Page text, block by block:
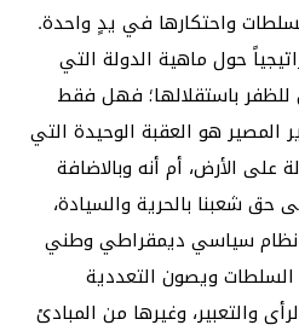
واحتكارها في يدٍ واحدة.
حول ماهية الدولة التي
للظفر باستقلالها؛ فهل فقط
المصير هو العقبة الوحيدة التي
الأرض، أم أنه وبالاضافة
حق شعبنا بالحرية والسيادة،
نظام سياسي ديمقراطي وطني
ويصون التعددية
والتعبير، وغيرها من المبادئ